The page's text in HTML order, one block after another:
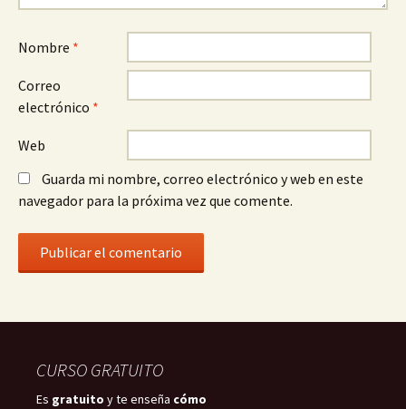
Nombre *
Correo
electrónico *
Web
Guarda mi nombre, correo electrónico y web en este
navegador para la próxima vez que comente.
CURSO GRATUITO
Es gratuito y te enseña cómo